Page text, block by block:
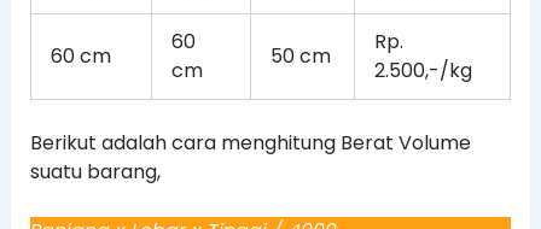
60 cm
60
cm
50 cm
Rp.
2.500,-/kg
Berikut adalah cara menghitung Berat Volume
suatu barang,